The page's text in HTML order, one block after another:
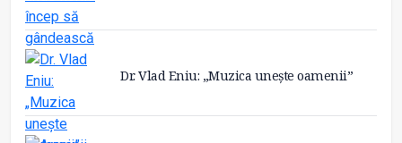
Dr. Vlad Eniu: „Muzica unește oamenii”